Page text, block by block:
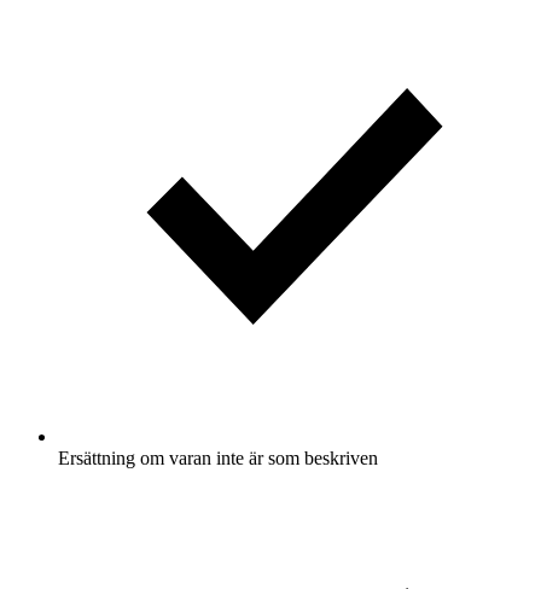
Ersättning om varan inte är som beskriven